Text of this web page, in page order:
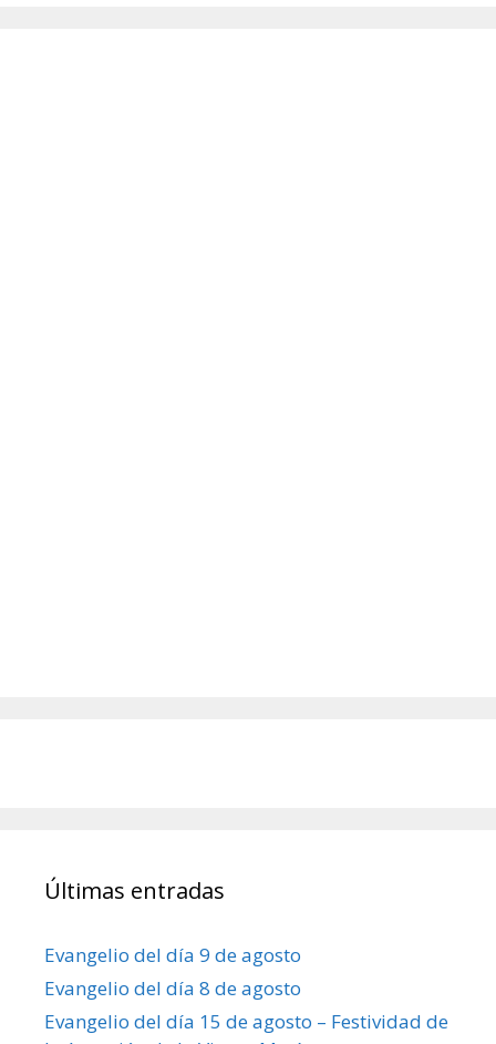
Últimas entradas
Evangelio del día 9 de agosto
Evangelio del día 8 de agosto
Evangelio del día 15 de agosto – Festividad de